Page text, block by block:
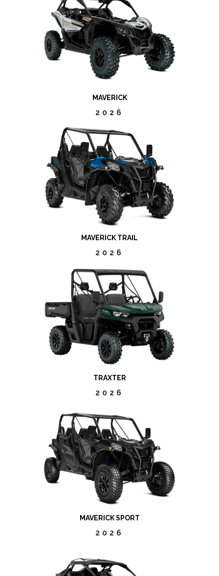
MAVERICK
2026
MAVERICK TRAIL
2026
TRAXTER
2026
MAVERICK SPORT
2026